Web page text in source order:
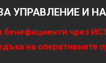
УПРАВЛЕНИЕ И
бенефициенти чрез
на оперативните